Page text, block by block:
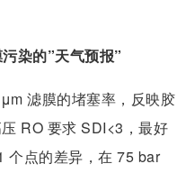
染的”天气预报”
滤膜的堵塞率，反映胶
RO 要求 SDI<3，最好
个点的差异，在 75 bar